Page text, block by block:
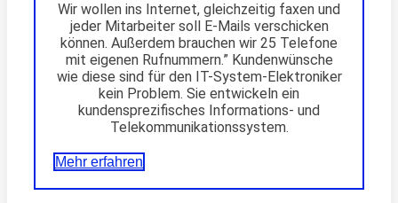
Wir wollen ins Internet, gleichzeitig faxen und
jeder Mitarbeiter soll E-Mails verschicken
können. Außerdem brauchen wir 25 Telefone
mit eigenen Rufnummern.” Kundenwünsche
wie diese sind für den IT-System-Elektroniker
kein Problem. Sie entwickeln ein
kundensprezifisches Informations- und
Telekommunikationssystem.
Mehr erfahren